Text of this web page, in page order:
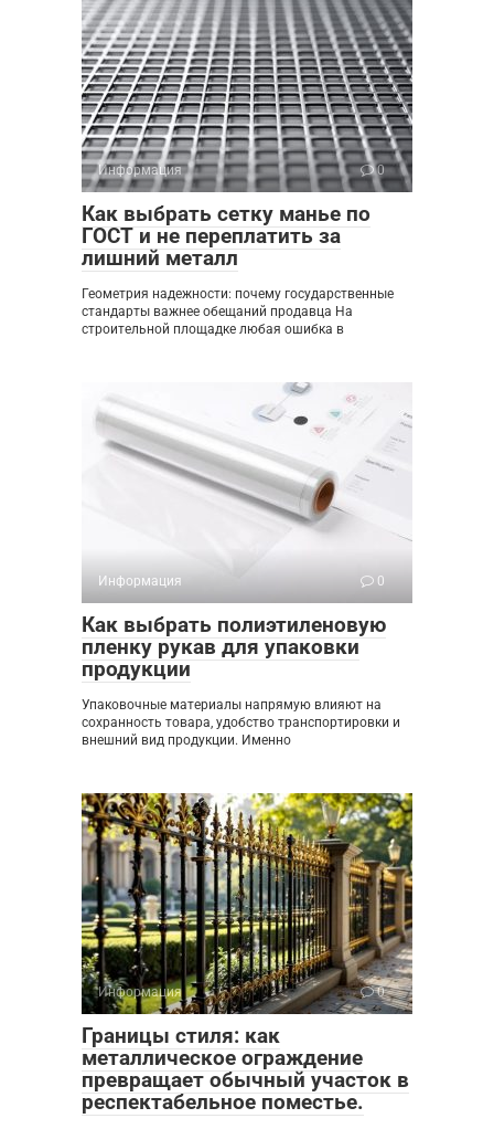
Информация 0
Как выбрать сетку манье по
ГОСТ и не переплатить за
лишний металл
Геометрия надежности: почему государственные
стандарты важнее обещаний продавца На
строительной площадке любая ошибка в
Информация 0
Как выбрать полиэтиленовую
пленку рукав для упаковки
продукции
Упаковочные материалы напрямую влияют на
сохранность товара, удобство транспортировки и
внешний вид продукции. Именно
Информация 0
Границы стиля: как
металлическое ограждение
превращает обычный участок в
респектабельное поместье.